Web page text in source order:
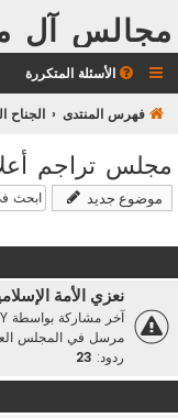
مجالس آل
الأسئلة المتكررة
فهرس المنتدى الجناح
مجلس تراجم
موضوع جديد
نعزي الأمة
آخر مشاركة بواسطة
مرسل في المجلس
ردود: 23